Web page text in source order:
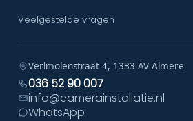
Veelgestelde vragen
Verlmolenstraat 4, 1333 AV Almere
036 52 90 007
info@camerainstallatie.nl
WhatsApp